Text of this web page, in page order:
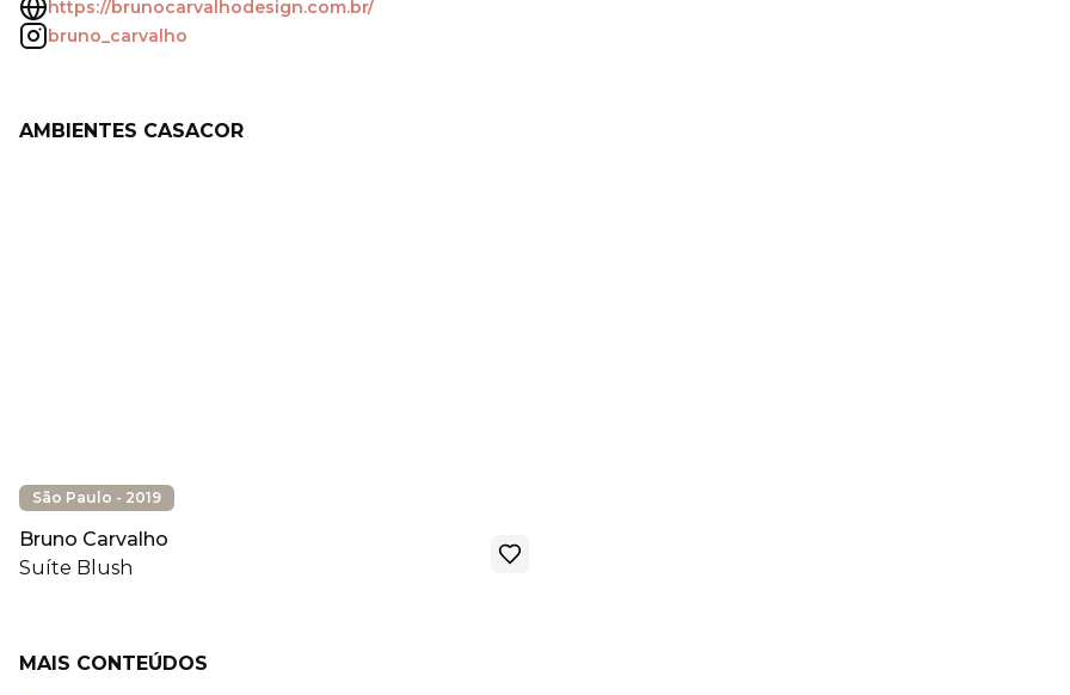
https://brunocarvalhodesign.com.br/
bruno_carvalho
AMBIENTES CASACOR
São Paulo - 2019
Bruno Carvalho
Suíte Blush
MAIS CONTEÚDOS